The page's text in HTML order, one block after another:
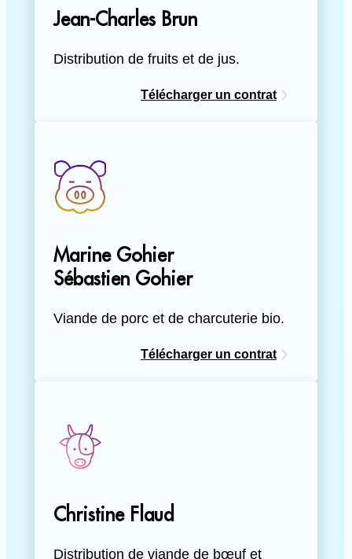
Jean-Charles Brun
Distribution de fruits et de jus.
Télécharger un contrat
Marine Gohier
Sébastien Gohier
Viande de porc et de charcuterie bio.
Télécharger un contrat
Christine Flaud
Distribution de viande de bœuf et